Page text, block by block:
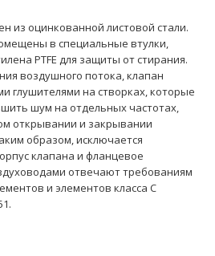
из оцинкованной листовой стали.
в специальные втулки,
PTFE для защиты от стирания.
воздушного потока, клапан
глушителями на створках, которые
шум на отдельных частотах,
открывании и закрывании
образом, исключается
клапана и фланцевое
отвечают требованиям
и элементов класса С